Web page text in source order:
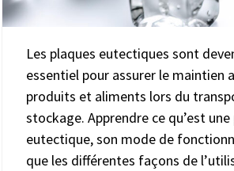
Les plaques eutectiques sont
essentiel pour assurer le maintien
produits et aliments lors du
stockage. Apprendre ce qu’est
eutectique, son mode de
que les différentes façons de